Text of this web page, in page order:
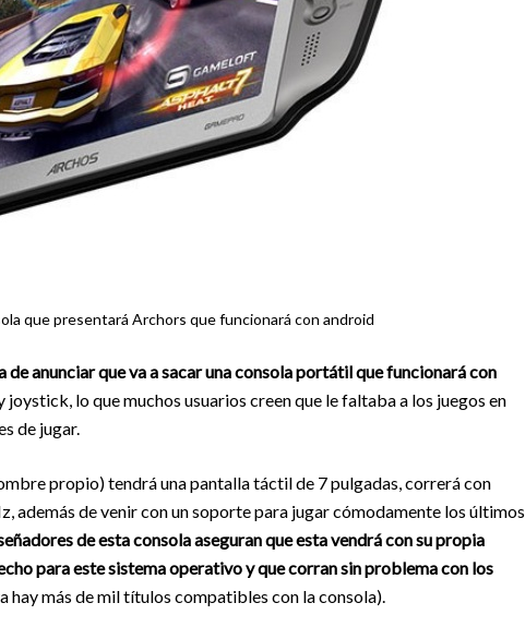
que presentará Archors que funcionará con android
de anunciar que va a sacar una consola portátil que funcionará con
lo que muchos usuarios creen que le faltaba a los juegos en
de jugar.
propio) tendrá una pantalla táctil de 7 pulgadas, correrá con
además de venir con un soporte para jugar cómodamente los últimos
de esta consola aseguran que esta vendrá con su propia
para este sistema operativo y que corran sin problema con los
hay más de mil títulos compatibles con la consola).